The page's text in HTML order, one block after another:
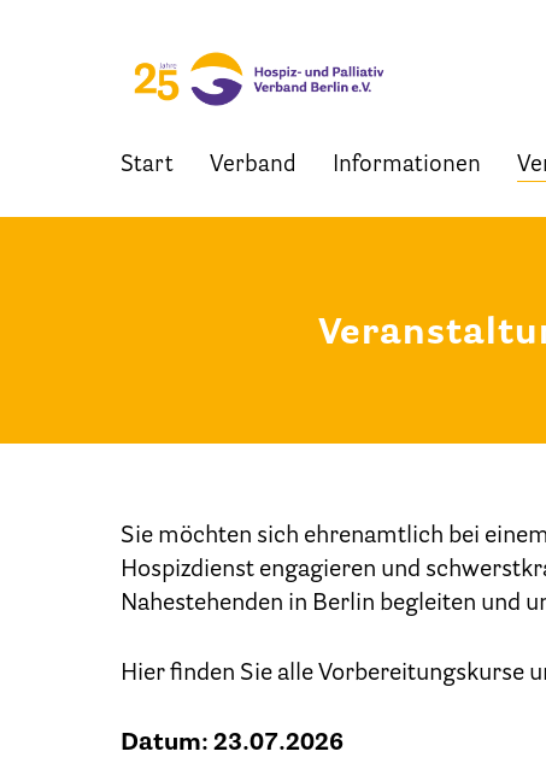
Start Verband Informationen
Sie möchten sich ehrenamtlich bei
Hospizdienst engagieren und
Nahestehenden in Berlin begleiten und
Hier finden Sie alle Vorbereitungskurse
Datum: 23.07.2026